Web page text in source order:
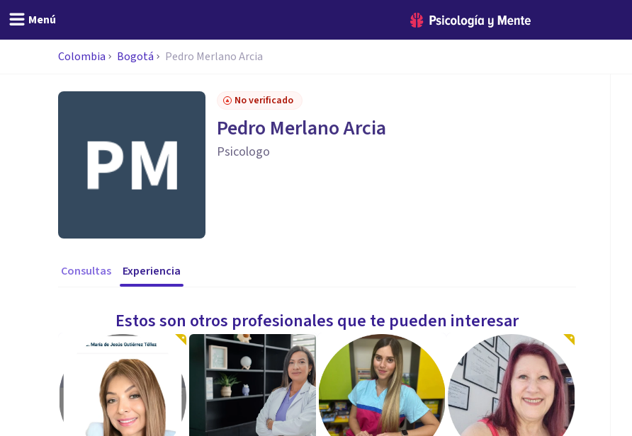
Menú
Colombia Bogotá Pedro Merlano Arcia
No verificado
Pedro Merlano Arcia
Psicologo
Consultas Experiencia
Estos son otros profesionales que te pueden interesar